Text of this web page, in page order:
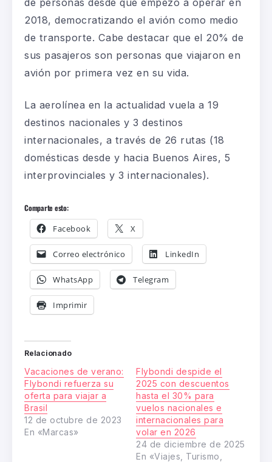
2018, democratizando el avión como medio
de transporte. Cabe destacar que el 20% de
sus pasajeros son personas que viajaron en
avión por primera vez en su vida.
La aerolínea en la actualidad vuela a 19
destinos nacionales y 3 destinos
internacionales, a través de 26 rutas (18
domésticas desde y hacia Buenos Aires, 5
interprovinciales y 3 internacionales).
Comparte esto:
Facebook X
Correo electrónico LinkedIn
WhatsApp Telegram
Imprimir
Relacionado
Vacaciones de verano:
Flybondi refuerza su
oferta para viajar a
Brasil​
12 de octubre de 2023
En «Marcas»
Flybondi despide el
2025 con descuentos
hasta el 30% para
vuelos nacionales e
internacionales para
volar en 2026
24 de diciembre de 2025
En «Viajes, Turismo,